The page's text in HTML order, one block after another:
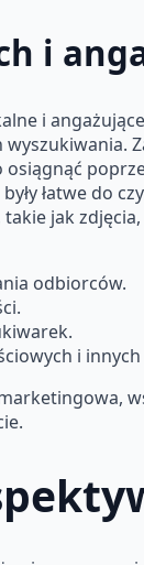
i
i
łatwe do
jak
odbiorców.
i